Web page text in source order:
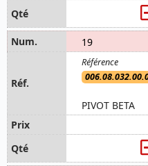
19
PIVOT BETA